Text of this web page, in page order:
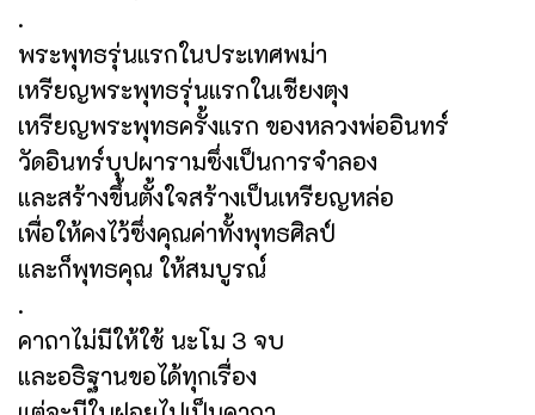
.
พระพุทธรุ่นแรกในประเทศพม่า
เหรียญพระพุทธรุ่นแรกในเชียงตุง
เหรียญพระพุทธครั้งแรก ของหลวงพ่ออินทร์
วัดอินทร์บุปผารามซึ่งเป็นการจำลอง
และสร้างขึ้นตั้งใจสร้างเป็นเหรียญหล่อ
เพื่อให้คงไว้ซึ่งคุณค่าทั้งพุทธศิลป์
และก็พุทธคุณ ให้สมบูรณ์
.
คาถาไม่มีให้ใช้ นะโม 3 จบ
และอธิฐานขอได้ทุกเรื่อง